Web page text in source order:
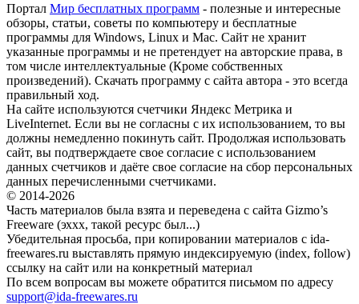
Портал Мир бесплатных программ - полезные и интересные
обзоры, статьи, советы по компьютеру и бесплатные
программы для Windows, Linux и Mac. Сайт не хранит
указанные программы и не претендует на авторские права, в
том числе интеллектуальные (Кроме собственных
произведений). Скачать программу с сайта автора - это всегда
правильный ход.
На сайте используются счетчики Яндекс Метрика и
LiveInternet. Если вы не согласны с их использованием, то вы
должны немедленно покинуть сайт. Продолжая использовать
сайт, вы подтверждаете свое согласие с использованием
данных счетчиков и даёте свое согласие на сбор персональных
данных перечисленными счетчиками.
© 2014-2026
Часть материалов была взята и переведена с сайта Gizmo’s
Freeware (эххх, такой ресурс был...)
Убедительная просьба, при копировании материалов с ida-
freewares.ru выставлять прямую индексируемую (index, follow)
ссылку на сайт или на конкретный материал
По всем вопросам вы можете обратится письмом по адресу
support@ida-freewares.ru